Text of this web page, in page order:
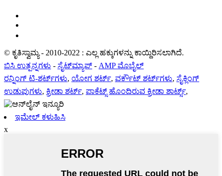
© ಕೃತಿಸ್ವಾಮ್ಯ - 2010-2022 : ಎಲ್ಲ ಹಕ್ಕುಗಳನ್ನು ಕಾಯ್ದಿರಿಸಲಾಗಿದೆ.
ಬಿಸಿ ಉತ್ಪನ್ನಗಳು - ಸೈಟ್‌ಮ್ಯಾಪ್ - AMP ಮೊಬೈಲ್
ರನ್ನಿಂಗ್ ಟಿ-ಶರ್ಟ್‌ಗಳು, ಯೋಗ ಶರ್ಟ್, ವರ್ಕೌಟ್ ಶರ್ಟ್‌ಗಳು, ಸೈಕ್ಲಿಂಗ್
ಉಡುಪುಗಳು, ಕ್ರೀಡಾ ಶರ್ಟ್, ಪಾಕೆಟ್ಸ್ ಹೊಂದಿರುವ ಕ್ರೀಡಾ ಶಾರ್ಟ್ಸ್,
ಇಮೇಲ್ ಕಳುಹಿಸಿ
x